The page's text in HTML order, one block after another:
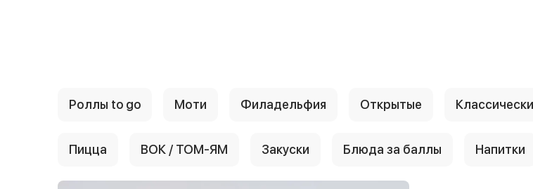
Роллы to go Моти Филадельфия Открытые
Пицца ВОК / ТОМ-ЯМ Закуски Блюда за баллы Напитки